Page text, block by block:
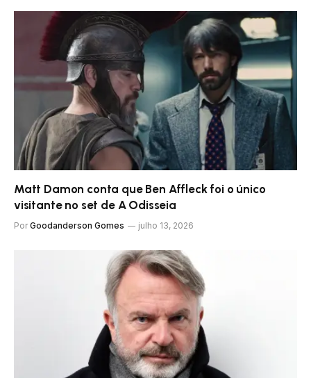
Matt Damon conta que Ben Affleck foi o único
visitante no set de A Odisseia
Por Goodanderson Gomes julho 13, 2026